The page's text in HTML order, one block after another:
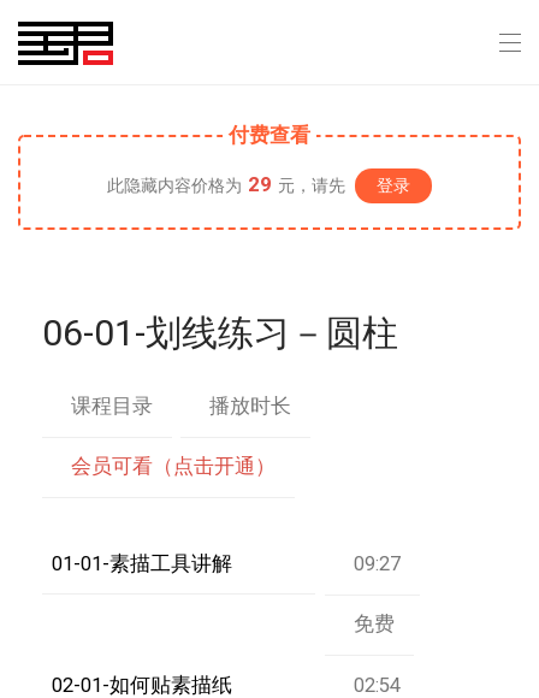
付费查看
此隐藏内容价格为 29 元，请先 登录
06-01-划线练习－圆柱
课程目录 播放时长
会员可看（点击开通）
01-01-素描工具讲解 09:27
免费
02-01-如何贴素描纸 02:54